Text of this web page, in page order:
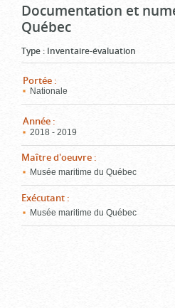
Documentation et
Québec
Type : Inventaire-évaluation
Portée :
Nationale
Année :
2018 - 2019
Maître d'oeuvre :
Musée maritime du Québec
Exécutant :
Musée maritime du Québec